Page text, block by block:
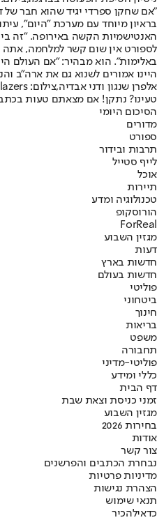
"אם שחקן ספרדי יגיד שהוא חבר של
בראיון מיוחד עם מערכת "היום",
האנטישמיות הקשה באירופה. "זה
לספורט אין שום קשר למלחמה, אתה
באלימות". הוא מבהיר: "אם העולם
היינו אמורים לשנוא גם את ארה"ב
אלפרן שנגון ודני אבדיה,צילום: Portland Trail Blazers
טעינו? נתקן! אם מצאתם טעות
הסיכום היומי
מדורים
ספורט
תרבות ובידור
לייף סטייל
אוכל
תיירות
טכנולוגיה ומדע
הורוסקופ
ForReal
מגזין השבוע
דעות
חדשות בארץ
חדשות בעולם
פוליטי
ביטחוני
חינוך
בריאות
משפט
תחבורה
פוליטי-מדיני
כללי ומידע
דף הבית
זמני כניסת וצאת שבת
מגזין השבוע
בחירות 2026
אודות
צור קשר
נבחרת הכתבים והפרשנים
מדיניות פרטיות
הצהרת נגישות
תנאי שימוש
כדאילהכיר